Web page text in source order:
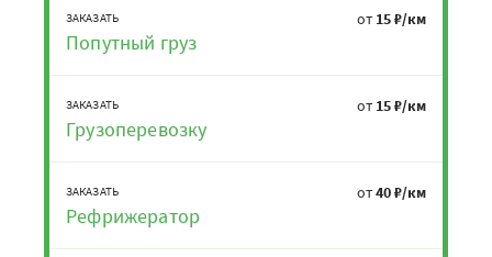
ЗАКАЗАТЬ
Попутный груз
от 15 ₽/км
ЗАКАЗАТЬ
Грузоперевозку
от 15 ₽/км
ЗАКАЗАТЬ
Рефрижератор
от40 ₽/км